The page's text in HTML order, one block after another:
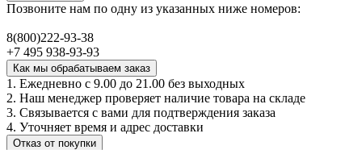
Позвоните нам по одну из указанных ниже номеров:
8(800)222-93-38
+7 495 938-93-93
Как мы обрабатываем заказ
1. Ежедневно с 9.00 до 21.00 без выходных
2. Наш менеджер проверяет наличие товара на складе
3. Связывается с вами для подтверждения заказа
4. Уточняет время и адрес доставки
Отказ от покупки